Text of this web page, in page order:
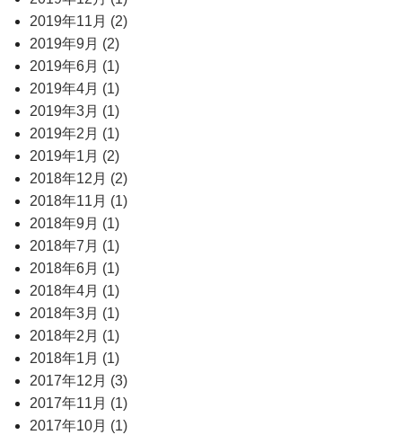
2019年11月 (2)
2019年9月 (2)
2019年6月 (1)
2019年4月 (1)
2019年3月 (1)
2019年2月 (1)
2019年1月 (2)
2018年12月 (2)
2018年11月 (1)
2018年9月 (1)
2018年7月 (1)
2018年6月 (1)
2018年4月 (1)
2018年3月 (1)
2018年2月 (1)
2018年1月 (1)
2017年12月 (3)
2017年11月 (1)
2017年10月 (1)